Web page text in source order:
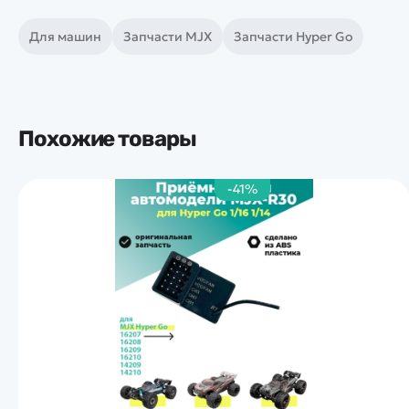
Для машин Запчасти MJX Запчасти Hyper Go
Похожие товары
-41%